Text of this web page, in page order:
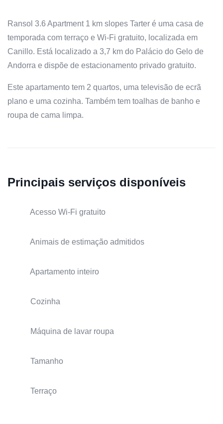
Ransol 3.6 Apartment 1 km slopes Tarter é uma casa de
temporada com terraço e Wi-Fi gratuito, localizada em
Canillo. Está localizado a 3,7 km do Palácio do Gelo de
Andorra e dispõe de estacionamento privado gratuito.
Este apartamento tem 2 quartos, uma televisão de ecrã
plano e uma cozinha. Também tem toalhas de banho e
roupa de cama limpa.
Principais serviços disponíveis
Acesso Wi-Fi gratuito
Animais de estimação admitidos
Apartamento inteiro
Cozinha
Máquina de lavar roupa
Tamanho
Terraço